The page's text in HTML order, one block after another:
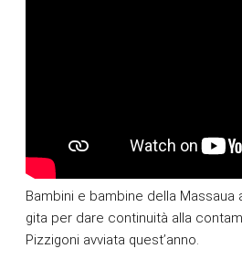
Bambini e bambine della Massaua
gita per dare continuità alla
Pizzigoni avviata quest’anno.